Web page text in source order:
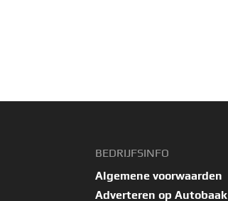
BEDRIJFSINFO
Algemene voorwaarden
Adverteren op Autobaak